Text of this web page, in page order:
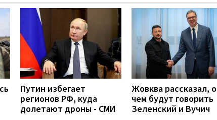
Путин избегает
регионов РФ, куда
долетают дроны - СМИ
Жовква рассказал, о
чем будут говорить
Зеленский и Вучич